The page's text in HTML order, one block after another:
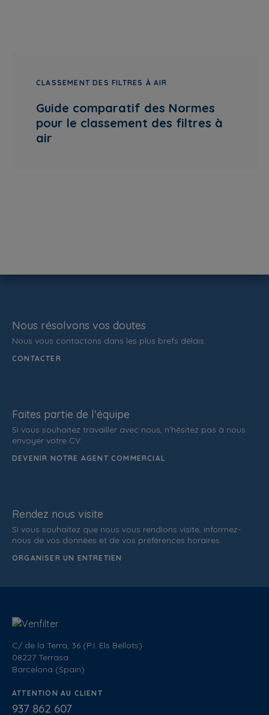
CLASSEMENT DES FILTRES À AIR
Guide comparatif des Normes
pour le classement des filtres à
air
C/ de la Terra, 36 (P.I. Els Bellots)
08227 Terrasa
Barcelona (Spain)
ATTENTION AU CLIENT
937 862 607
Nous résolvons vos doutes
Nous vous contactons dans les plus brefs délais.
CONTACTER
Faites partie de l'équipe
Si vous souhaitez travailler avec nous, n'hésitez pas à nous
envoyer votre CV.
DEVENIR NOTRE AGENT COMMERCIAL
Rendez nous visite
Si vous souhaitez que nous vous rendions visite, informez-
nous de vos données et de vos préférences horaires.
ORGANISER UN ENTRETIEN